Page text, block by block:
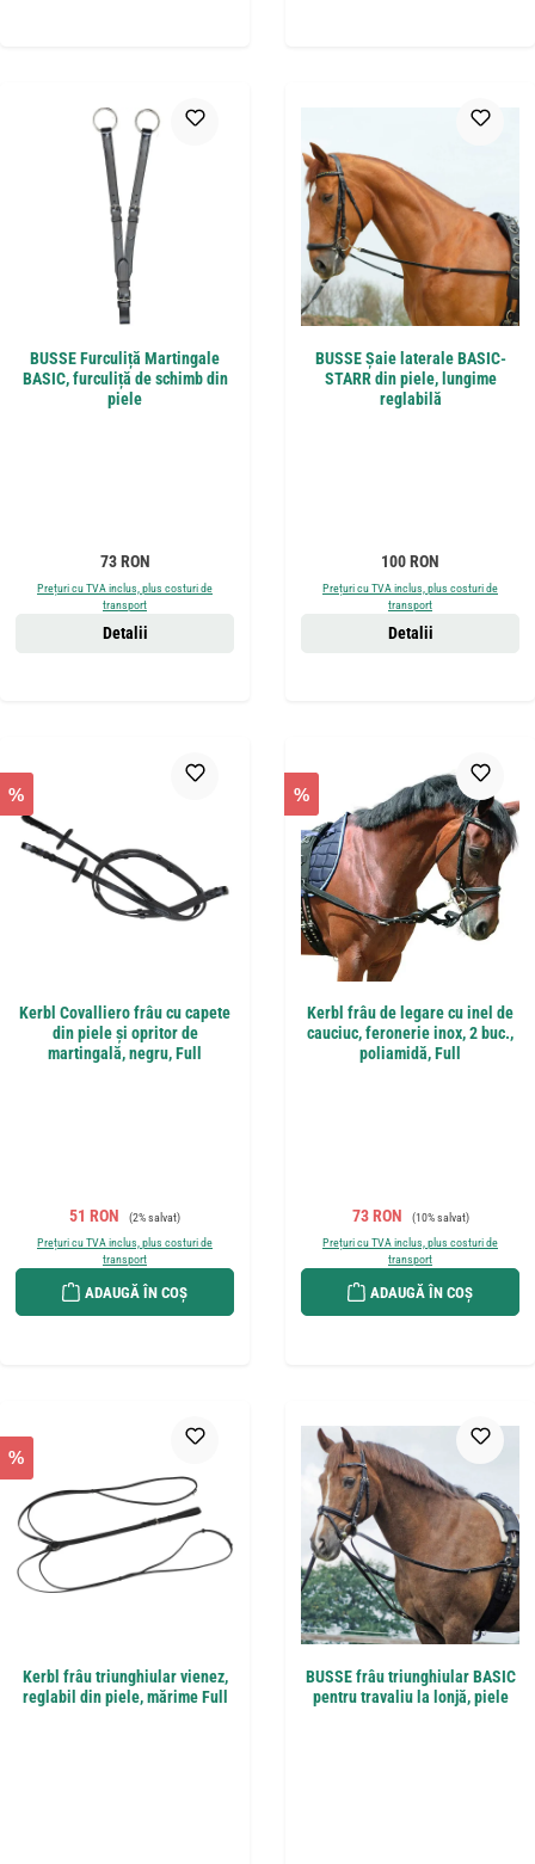
BUSSE Furculiță Martingale
BASIC, furculiță de schimb din
piele
Preț obișnuit:
73 RON
Prețuri cu TVA inclus, plus costuri de
transport
Detalii
BUSSE Șaie laterale BASIC-
STARR din piele, lungime
reglabilă
Preț obișnuit:
100 RON
Prețuri cu TVA inclus, plus costuri de
transport
Detalii
%
Kerbl Covalliero frâu cu capete
din piele și opritor de
martingală, negru, Full
Preț de vânzare:
51 RON Preț obișnuit:
(2% salvat)
Prețuri cu TVA inclus, plus costuri de
transport
ADAUGĂ ÎN COȘ
%
Kerbl frâu de legare cu inel de
cauciuc, feronerie inox, 2 buc.,
poliamidă, Full
Preț de vânzare:
73 RON Preț obișnuit:
(10% salvat)
Prețuri cu TVA inclus, plus costuri de
transport
ADAUGĂ ÎN COȘ
%
Kerbl frâu triunghiular vienez,
reglabil din piele, mărime Full
BUSSE frâu triunghiular BASIC
pentru travaliu la lonjă, piele